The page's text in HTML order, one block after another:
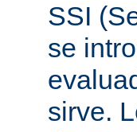
SSI
se
sirve.